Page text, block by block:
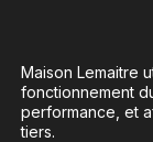
Maison Lemaitre
fonctionnement
performance, et
tiers.